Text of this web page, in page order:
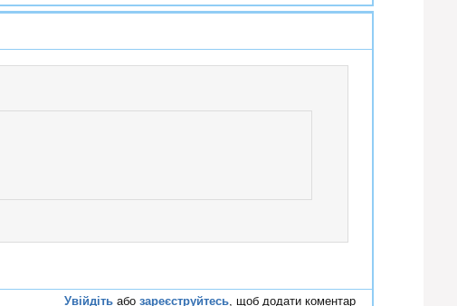
Увійдіть або зареєструйтесь, щоб додати коментар